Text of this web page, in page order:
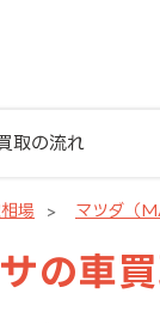
取の流れ
場 マツダ（
の車